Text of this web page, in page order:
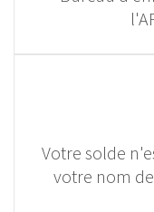
Votre solde
votre nom